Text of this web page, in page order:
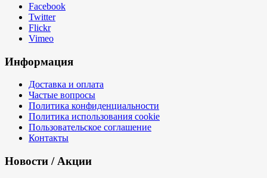
Facebook
Twitter
Flickr
Vimeo
Информация
Доставка и оплата
Частые вопросы
Политика конфиденциальности
Политика использования cookie
Пользовательское соглашение
Контакты
Новости / Акции